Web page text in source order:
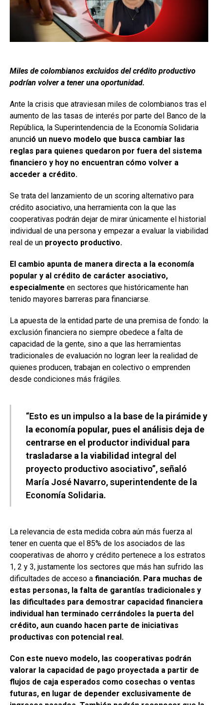
Miles de colombianos excluidos del crédito productivo
podrían volver a tener una oportunidad.
Ante la crisis que atraviesan miles de colombianos tras el
aumento de las tasas de interés por parte del Banco de la
República, la Superintendencia de la Economía Solidaria
anunció un nuevo modelo que busca cambiar las
reglas para quienes quedaron por fuera del sistema
financiero y hoy no encuentran cómo volver a
acceder a crédito.
Se trata del lanzamiento de un scoring alternativo para
crédito asociativo, una herramienta con la que las
cooperativas podrán dejar de mirar únicamente el historial
individual de una persona y empezar a evaluar la viabilidad
real de un proyecto productivo.
El cambio apunta de manera directa a la economía
popular y al crédito de carácter asociativo,
especialmente en sectores que históricamente han
tenido mayores barreras para financiarse.
La apuesta de la entidad parte de una premisa de fondo: la
exclusión financiera no siempre obedece a falta de
capacidad de la gente, sino a que las herramientas
tradicionales de evaluación no logran leer la realidad de
quienes producen, trabajan en colectivo o emprenden
desde condiciones más frágiles.
“Esto es un impulso a la base de la pirámide y
la economía popular, pues el análisis deja de
centrarse en el productor individual para
trasladarse a la viabilidad integral del
proyecto productivo asociativo”, señaló
María José Navarro, superintendente de la
Economía Solidaria.
La relevancia de esta medida cobra aún más fuerza al
tener en cuenta que el 85% de los asociados de las
cooperativas de ahorro y crédito pertenece a los estratos
1, 2 y 3, justamente los sectores que más han sufrido las
dificultades de acceso a financiación. Para muchas de
estas personas, la falta de garantías tradicionales y
las dificultades para demostrar capacidad financiera
individual han terminado cerrándoles la puerta del
crédito, aun cuando hacen parte de iniciativas
productivas con potencial real.
Con este nuevo modelo, las cooperativas podrán
valorar la capacidad de pago proyectada a partir de
flujos de caja esperados como cosechas o ventas
futuras, en lugar de depender exclusivamente de